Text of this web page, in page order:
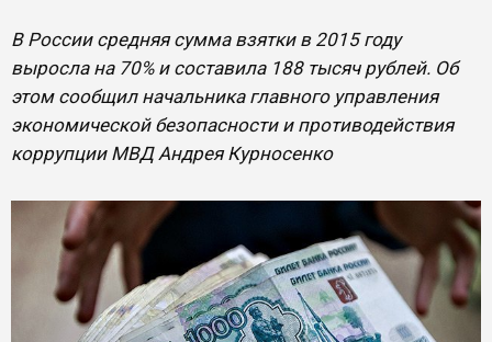
В России средняя сумма взятки в 2015 году
выросла на 70% и составила 188 тысяч рублей. Об
этом сообщил начальника главного управления
экономической безопасности и противодействия
коррупции МВД Андрея Курносенко